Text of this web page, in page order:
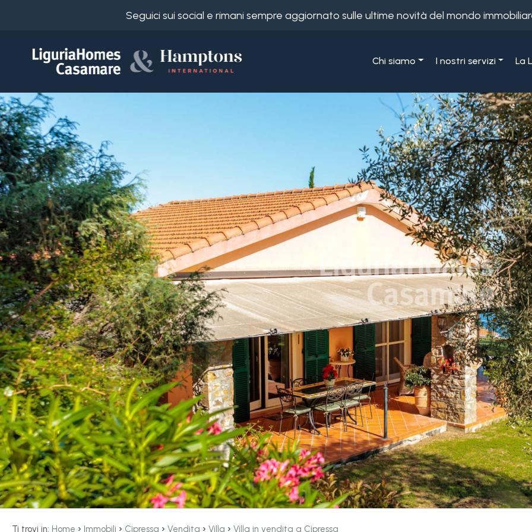
Seguici sui social e rimani sempre aggiornato sulle ultime novità del mondo
Chi siamo I nostri servizi La
Ti trovi in: Home › Immobili › Cipressa › Vendita › Villa › Villa in vendita a Cipressa
EN
FR
DE
RU
Chi
siamo
I
nostri
servizi
La
Liguria
Ricerca
case
Blog
Contatti
Preferiti
(0)
Scegli
dove
cercare
Provincia
Comune
Tipologia
-
multiscelta
Qualsiasi
Residenziali
Terreni